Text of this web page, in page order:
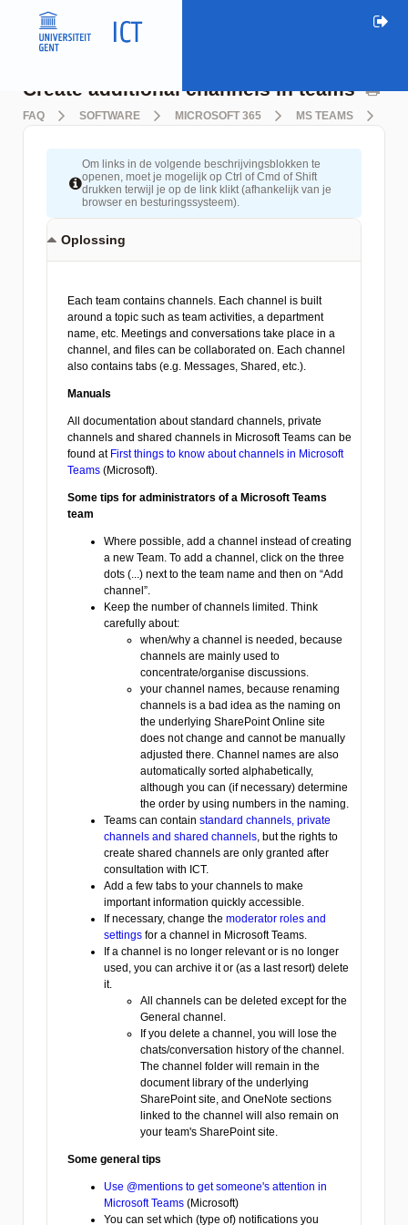
Create additional channels in teams
FAQ SOFTWARE MICROSOFT 365 MS TEAMS
Om links in de volgende beschrijvingsblokken te
openen, moet je mogelijk op Ctrl of Cmd of Shift
drukken terwijl je op de link klikt (afhankelijk van je
browser en besturingssysteem).
Oplossing